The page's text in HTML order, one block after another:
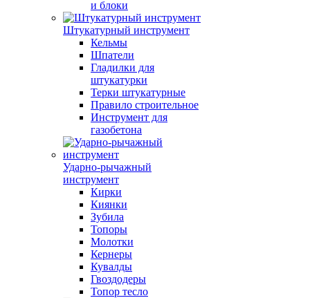
и блоки
Штукатурный инструмент
Кельмы
Шпатели
Гладилки для
штукатурки
Терки штукатурные
Правило строительное
Инструмент для
газобетона
Ударно-рычажный
инструмент
Кирки
Киянки
Зубила
Топоры
Молотки
Кернеры
Кувалды
Гвоздодеры
Топор тесло